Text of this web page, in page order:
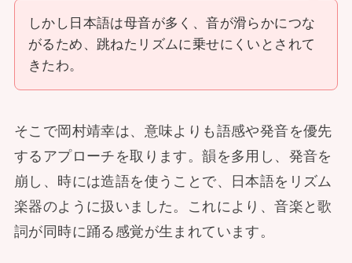
しかし日本語は母音が多く、音が滑らかにつな
がるため、跳ねたリズムに乗せにくいとされて
きたわ。
そこで岡村靖幸は、意味よりも語感や発音を優先
するアプローチを取ります。韻を多用し、発音を
崩し、時には造語を使うことで、日本語をリズム
楽器のように扱いました。これにより、音楽と歌
詞が同時に踊る感覚が生まれています。